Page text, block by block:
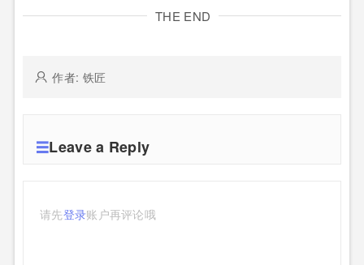
THE END
作者: 铁匠
Leave a Reply
请先登录账户再评论哦